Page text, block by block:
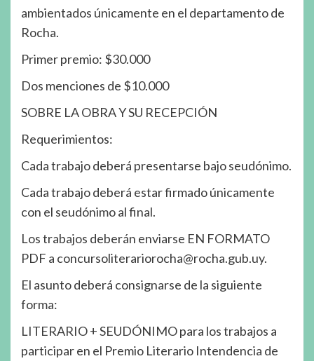
ambientados únicamente en el departamento de
Rocha.
Primer premio: $30.000
Dos menciones de $10.000
SOBRE LA OBRA Y SU RECEPCIÓN
Requerimientos:
Cada trabajo deberá presentarse bajo seudónimo.
Cada trabajo deberá estar firmado únicamente
con el seudónimo al final.
Los trabajos deberán enviarse EN FORMATO
PDF a concursoliterariorocha@rocha.gub.uy.
El asunto deberá consignarse de la siguiente
forma:
LITERARIO + SEUDÓNIMO para los trabajos a
participar en el Premio Literario Intendencia de